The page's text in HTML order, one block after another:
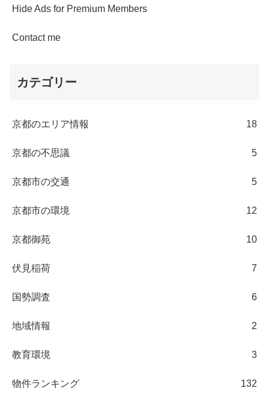
Hide Ads for Premium Members
Contact me
カテゴリー
京都のエリア情報 18
京都の不思議 5
京都市の交通 5
京都市の環境 12
京都御苑 10
伏見稲荷 7
国勢調査 6
地域情報 2
教育環境 3
物件ランキング 132